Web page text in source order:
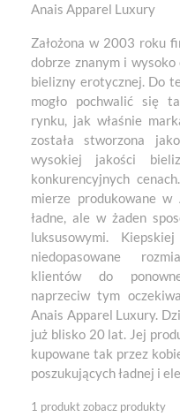
Anais Apparel Luxury
Założona w 2003 roku
dobrze znanym i
bielizny erotycznej. Do
mogło pochwalić się
rynku, jak właśnie
została stworzona
wysokiej jakości
konkurencyjnych
mierze produkowane
ładne, ale w żaden
luksusowymi.
niedopasowane
klientów do
naprzeciw tym
Anais Apparel Luxury.
już blisko 20 lat. Jej
kupowane tak przez
poszukujących ładnej i
1 produktzobacz produkty